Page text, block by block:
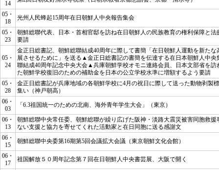
14
05・
18
光州人民蜂起15周年在日朝鮮人中央報告集会
05・
23
朝鮮総聯代表、日本・首相官邸を訪ね在日朝鮮人の民族教育の権利保障と法
要請
05・
24
金正日総書記、朝鮮総聯結成40周年に際して書簡 「在日朝鮮人運動を新た
展させるために」 を送る▲金正日総書記の書簡を伝達する在日本朝鮮人中
聯結成40周年記念中央大会▲兵庫朝鮮学校オモニ連絡会員、日本文部省を訪
た朝鮮学校復旧のための補助金を日本の公立学校水準に増額するよう要請
05・
28
金正日総書記が兵庫地域の各朝鮮学校に4月の祝日に際して送った動物剥製
集い（神戸朝高）
06・
03
「6.3祖国統一のための北南、海外青年学生大会」（東京）
06・
13
朝鮮総聯中央常任委、朝鮮総聯が繰り広げた阪神・淡路大震災被害同胞救援
ない支援と協力を寄せてくれた活動家と在日同胞に送る感謝文
06・
15
朝鮮総聯中央委第16期第5回会議拡大会議（東京朝鮮文化会館）
06・
17
祖国解放５０周年記念第７回在日朝鮮人中央書芸展、大阪で開く